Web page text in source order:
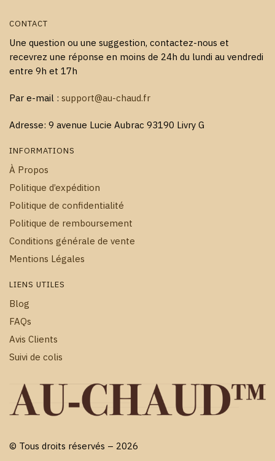
CONTACT
Une question ou une suggestion, contactez-nous et
recevrez une réponse en moins de 24h du lundi au vendredi
entre 9h et 17h
Par e-mail : support@au-chaud.fr
Adresse: 9 avenue Lucie Aubrac 93190 Livry G
INFORMATIONS
À Propos
Politique d’expédition
Politique de confidentialité
Politique de remboursement
Conditions générale de vente
Mentions Légales
LIENS UTILES
Blog
FAQs
Avis Clients
Suivi de colis
© Tous droits réservés – 2026